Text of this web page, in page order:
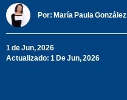
Por: María Paula González
1 de Jun, 2026
Actualizado: 1 De Jun, 2026